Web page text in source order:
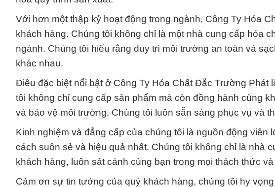
Với hơn một thập kỷ hoạt động trong ngành, Công Ty Hóa
khách hàng. Chúng tôi không chỉ là một nhà cung cấp hóa
ngành. Chúng tôi hiểu rằng duy trì môi trường an toàn và
khác nhau.
Điều đặc biệt nổi bật ở Công Ty Hóa Chất Đắc Trường Phát
tôi không chỉ cung cấp sản phẩm mà còn đồng hành cùng
và bảo vệ môi trường. Chúng tôi luôn sẵn sàng phục vụ và
Kinh nghiệm và đẳng cấp của chúng tôi là nguồn động viên
cách suôn sẻ và hiệu quả nhất. Chúng tôi không chỉ là nhà
khách hàng, luôn sát cánh cùng bạn trong mọi thách thức
Cám ơn sự tin tưởng của quý khách hàng, chúng tôi hy